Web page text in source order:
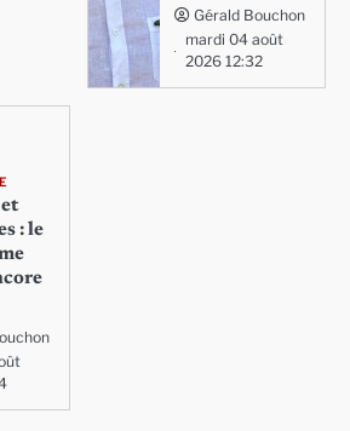
Gérald Bouchon
mardi 04 août
2026 12:32
: le